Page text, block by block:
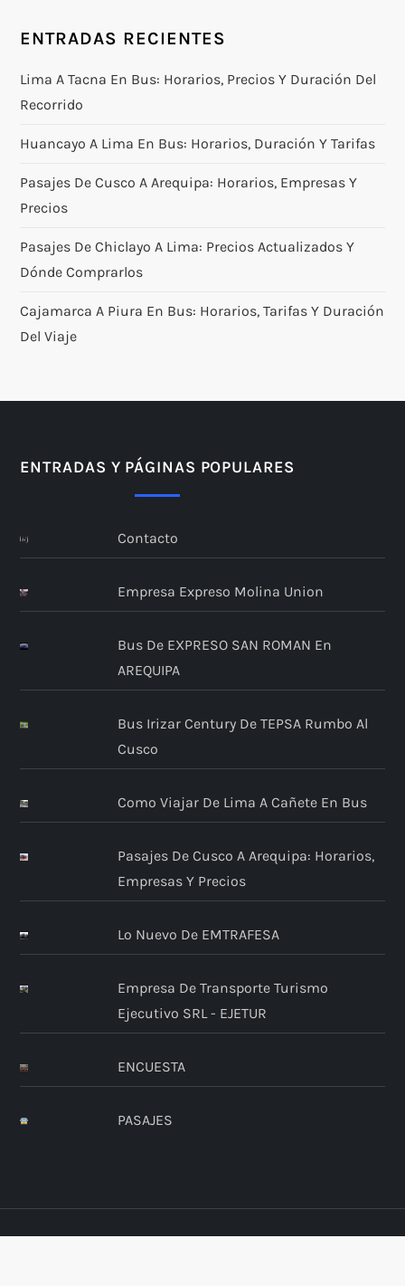
ENTRADAS RECIENTES
Lima A Tacna En Bus: Horarios, Precios Y Duración Del
Recorrido
Huancayo A Lima En Bus: Horarios, Duración Y Tarifas
Pasajes De Cusco A Arequipa: Horarios, Empresas Y
Precios
Pasajes De Chiclayo A Lima: Precios Actualizados Y
Dónde Comprarlos
Cajamarca A Piura En Bus: Horarios, Tarifas Y Duración
Del Viaje
ENTRADAS Y PÁGINAS POPULARES
Contacto
Empresa Expreso Molina Union
Bus De EXPRESO SAN ROMAN En
AREQUIPA
Bus Irizar Century De TEPSA Rumbo Al
Cusco
Como Viajar De Lima A Cañete En Bus
Pasajes De Cusco A Arequipa: Horarios,
Empresas Y Precios
Lo Nuevo De EMTRAFESA
Empresa De Transporte Turismo
Ejecutivo SRL - EJETUR
ENCUESTA
PASAJES